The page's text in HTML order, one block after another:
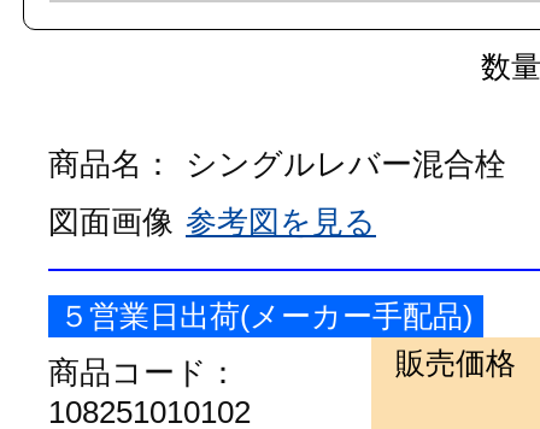
数量
商品名：
シングルレバー混合栓
図面画像 参考図を見る
５営業日出荷(メーカー手配品)
商品コード：
108251010102
販売価格